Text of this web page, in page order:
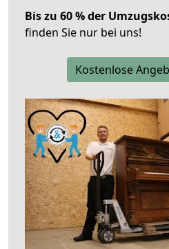
Bis zu 60 % der
finden Sie nur bei uns!
Kostenlose